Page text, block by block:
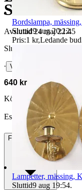
Avslutad 24 maj 22:45
Slutpris
∙ Visa bud
640 kr
Köparskydd är valfritt
Eszter13 vann auktionen
Frakt 84 kr DSV
Bordslampa,
Sluttid9 aug 20:12.
Pris:1 kr,Ledande bud
Lampetter, mässing,
Sluttid9 aug 19:54.